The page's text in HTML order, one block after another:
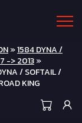
»1584 DYNA /
-> 2013»
/ SOFTAIL /
KING